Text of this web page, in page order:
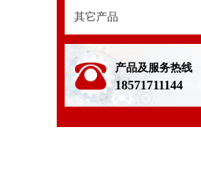
产品及服务热线
18571711144
其它产品